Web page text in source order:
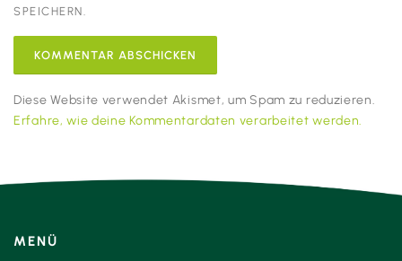
SPEICHERN.
Diese Website verwendet Akismet, um Spam zu reduzieren.
Erfahre, wie deine Kommentardaten verarbeitet werden.
MENÜ